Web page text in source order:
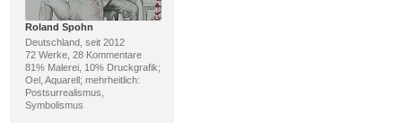
Roland Spohn
Deutschland, seit 2012
72 Werke, 28 Kommentare
81% Malerei, 10% Druckgrafik;
Oel, Aquarell; mehrheitlich:
Postsurrealismus,
Symbolismus